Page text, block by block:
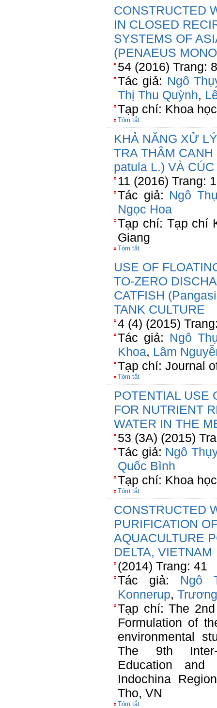
CONSTRUCTED
IN CLOSED
SYSTEMS OF
(PENAEUS
54 (2016) Trang:
Tác giả: Ngô
Thị Thu Quỳnh,
Tạp chí: Khoa
Tóm tắt
KHẢ NĂNG XỬ
TRA THÂM
patula L.) VÀ
11 (2016) Trang:
Tác giả: Ngô
Ngọc Hoa
Tạp chí: Tạp chí
Giang
Tóm tắt
USE OF
TO-ZERO
CATFISH
TANK CULTURE
4 (4) (2015)
Tác giả: Ngô
Khoa, Lâm
Tạp chí: Journal
Tóm tắt
POTENTIAL USE
FOR NUTRIENT
WATER IN THE
53 (3A) (2015)
Tác giả: Ngô
Quốc Bình
Tạp chí: Khoa
Tóm tắt
CONSTRUCTED
PURIFICATION
AQUACULTURE
DELTA, VIETNAM
(2014) Trang: 41
Tác giả: Ngô
Konnerup,
Tạp chí: The
Formulation of
environmental
The 9th Inter-
Education and
Indochina
Tho, VN
Tóm tắt